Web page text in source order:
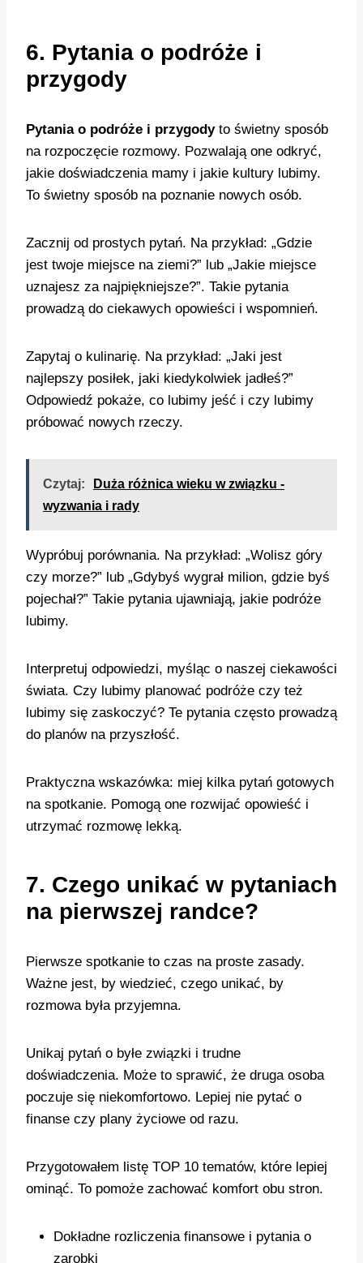
6. Pytania o podróże i
przygody
Pytania o podróże i przygodyto świetny sposób
na rozpoczęcie rozmowy. Pozwalają one odkryć,
jakie doświadczenia mamy i jakie kultury lubimy.
To świetny sposób na poznanie nowych osób.
Zacznij od prostych pytań. Na przykład: „Gdzie
jest twoje miejsce na ziemi?” lub „Jakie miejsce
uznajesz za najpiękniejsze?”. Takie pytania
prowadzą do ciekawych opowieści i wspomnień.
Zapytaj o kulinarię. Na przykład: „Jaki jest
najlepszy posiłek, jaki kiedykolwiek jadłeś?”
Odpowiedź pokaże, co lubimy jeść i czy lubimy
próbować nowych rzeczy.
Czytaj:
Duża różnica wieku w związku -
wyzwania i rady
Wypróbuj porównania. Na przykład: „Wolisz góry
czy morze?” lub „Gdybyś wygrał milion, gdzie byś
pojechał?” Takie pytania ujawniają, jakie podróże
lubimy.
Interpretuj odpowiedzi, myśląc o naszej ciekawości
świata. Czy lubimy planować podróże czy też
lubimy się zaskoczyć? Te pytania często prowadzą
do planów na przyszłość.
Praktyczna wskazówka: miej kilka pytań gotowych
na spotkanie. Pomogą one rozwijać opowieść i
utrzymać rozmowę lekką.
7. Czego unikać w pytaniach
na pierwszej randce?
Pierwsze spotkanie to czas na proste zasady.
Ważne jest, by wiedzieć, czego unikać, by
rozmowa była przyjemna.
Unikaj pytań o byłe związki i trudne
doświadczenia. Może to sprawić, że druga osoba
poczuje się niekomfortowo. Lepiej nie pytać o
finanse czy plany życiowe od razu.
Przygotowałem listę TOP 10 tematów, które lepiej
ominąć. To pomoże zachować komfort obu stron.
Dokładne rozliczenia finansowe i pytania o
zarobki